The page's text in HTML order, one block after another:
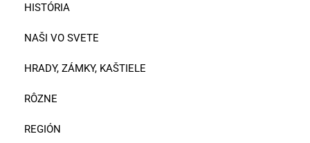
HISTÓRIA
NAŠI VO SVETE
HRADY, ZÁMKY, KAŠTIELE
RÔZNE
REGIÓN